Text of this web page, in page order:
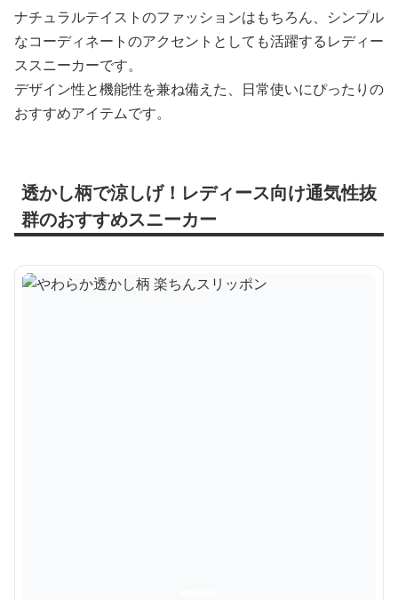
ナチュラルテイストのファッションはもちろん、シンプル
なコーディネートのアクセントとしても活躍するレディー
ススニーカーです。
デザイン性と機能性を兼ね備えた、日常使いにぴったりの
おすすめアイテムです。
透かし柄で涼しげ！レディース向け通気性抜
群のおすすめスニーカー